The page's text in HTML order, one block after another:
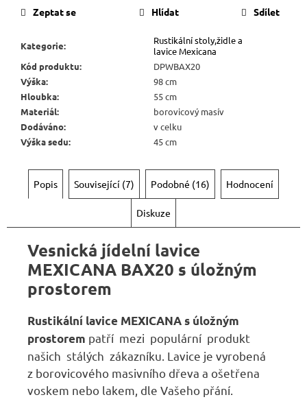
Kategorie:
Rustikální stoly,židle a
lavice Mexicana
Kód produktu:
DPWBAX20
Výška:
98 cm
Hloubka:
55 cm
Materiál:
borovicový masív
Dodáváno:
v celku
Výška sedu: 45 cm
Zeptat se Hlídat Sdílet
Popis Související (7) Podobné (16) Hodnocení
Diskuze
Vesnická jídelní lavice
MEXICANA BAX20 s úložným
prostorem
Rustikální lavice MEXICANA s úložným
prostorem patří mezi populární produkt
našich stálých zákazníku. Lavice je vyrobená
z borovicového masivního dřeva a ošetřena
voskem nebo lakem, dle Vašeho přání.